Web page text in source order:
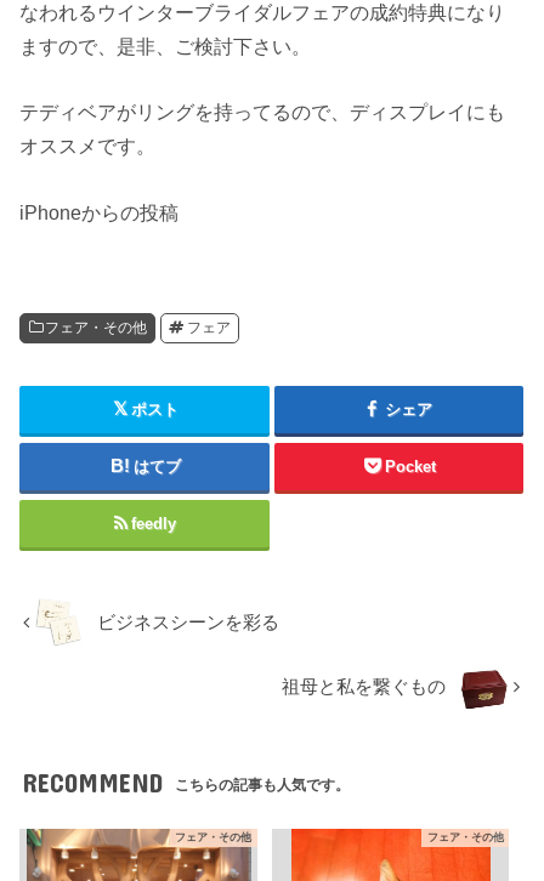
なわれるウインターブライダルフェアの成約特典になり
ますので、是非、ご検討下さい。
テディベアがリングを持ってるので、ディスプレイにも
オススメです。
iPhoneからの投稿
フェア・その他 フェア
ポスト シェア
はてブ Pocket
feedly
ビジネスシーンを彩る
祖母と私を繋ぐもの
RECOMMEND こちらの記事も人気です。
フェア・その他 フェア・その他